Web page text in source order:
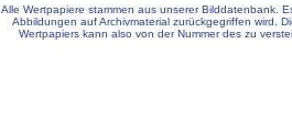
Alle Wertpapiere stammen aus unserer Bilddatenbank.
Abbildungen auf Archivmaterial zurückgegriffen wird.
Wertpapiers kann also von der Nummer des zu